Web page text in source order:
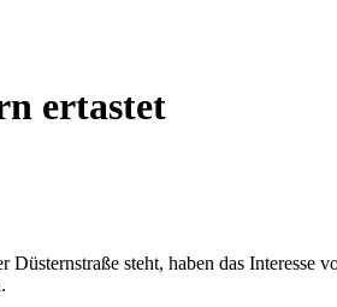
ertastet
steht, haben das Interesse